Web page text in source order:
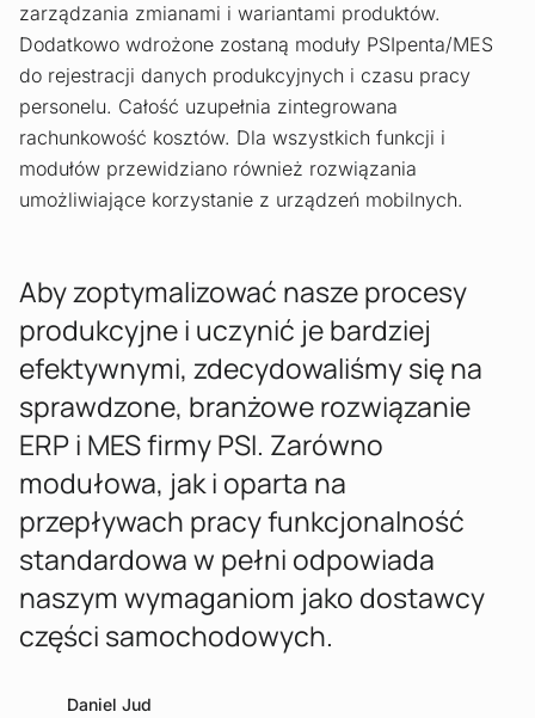
zarządzania zmianami i wariantami produktów.
Dodatkowo wdrożone zostaną moduły PSIpenta/MES
do rejestracji danych produkcyjnych i czasu pracy
personelu. Całość uzupełnia zintegrowana
rachunkowość kosztów. Dla wszystkich funkcji i
modułów przewidziano również rozwiązania
umożliwiające korzystanie z urządzeń mobilnych.
Aby zoptymalizować nasze procesy
produkcyjne i uczynić je bardziej
efektywnymi, zdecydowaliśmy się na
sprawdzone, branżowe rozwiązanie
ERP i MES firmy PSI. Zarówno
modułowa, jak i oparta na
przepływach pracy funkcjonalność
standardowa w pełni odpowiada
naszym wymaganiom jako dostawcy
części samochodowych.
Daniel Jud